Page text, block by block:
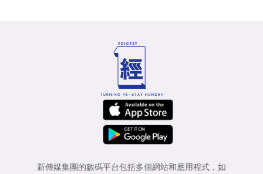
新傳媒集團的數碼平台包括多個網站和應用程式，如